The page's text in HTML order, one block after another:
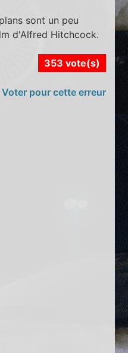
sont un peu
d'Alfred Hitchcock.
353 vote(s)
Voter pour cette erreur